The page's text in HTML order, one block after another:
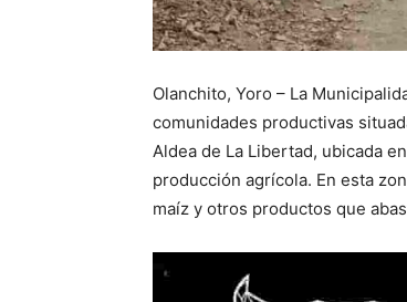
Olanchito, Yoro – La
comunidades productivas
Aldea de La Libertad, ubicada
producción agrícola. En esta
maíz y otros productos que